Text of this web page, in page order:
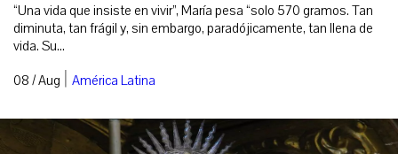
“Una vida que insiste en vivir”, María pesa “solo 570 gramos. Tan
diminuta, tan frágil y, sin embargo, paradójicamente, tan llena de
vida. Su...
08 / Aug | América Latina